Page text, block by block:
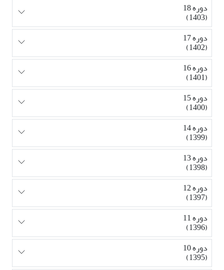
دوره 18
(1403)
دوره 17
(1402)
دوره 16
(1401)
دوره 15
(1400)
دوره 14
(1399)
دوره 13
(1398)
دوره 12
(1397)
دوره 11
(1396)
دوره 10
(1395)